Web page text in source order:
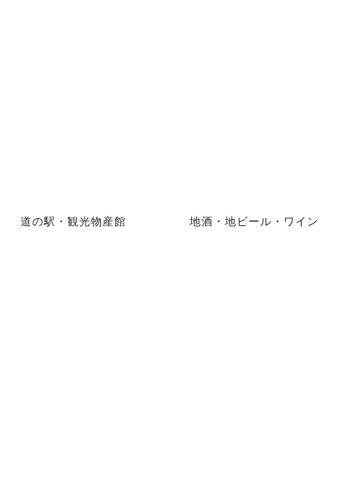
道の駅・観光物産館 地酒・地ビール・ワイン